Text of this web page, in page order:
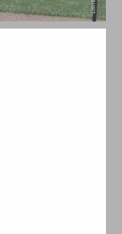
למידה כמשחק כיצד שבעה עקרונות של הוראה יכולים לשנות את החינוך ... 0